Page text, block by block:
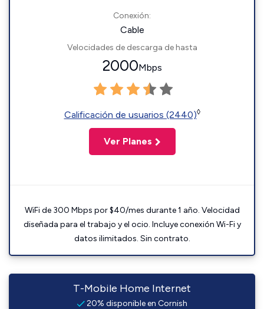
Conexión:
Cable
Velocidades de descarga de hasta
2000Mbps
Calificación de usuarios (2440)◊
Ver Planes
WiFi de 300 Mbps por $40/mes durante 1 año. Velocidad
diseñada para el trabajo y el ocio. Incluye conexión Wi-Fi y
datos ilimitados. Sin contrato.
T-Mobile Home Internet
20% disponible en Cornish